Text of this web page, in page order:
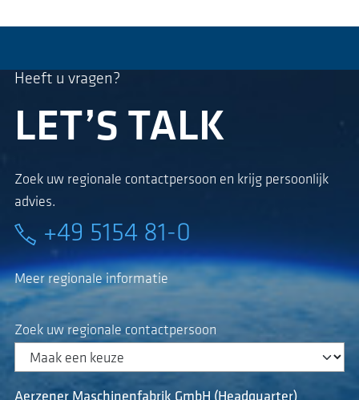
Heeft u vragen?
LET’S TALK
Zoek uw regionale contactpersoon en krijg persoonlijk
advies.
+49 5154 81-0
Meer regionale informatie
Zoek uw regionale contactpersoon